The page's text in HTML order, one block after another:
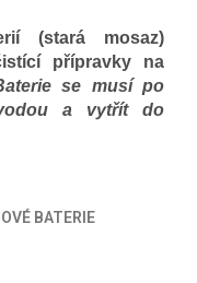
(stará mosaz)
přípravky na
se musí po
a vytřít do
BATERIE